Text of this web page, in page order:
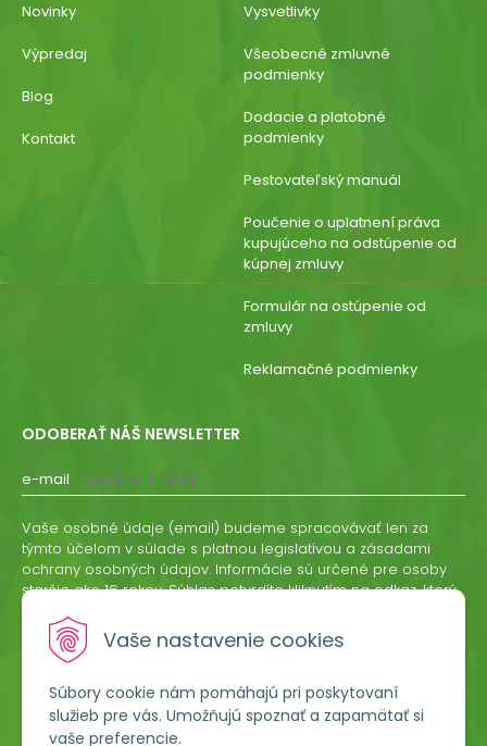
Vaše nastavenie cookies
Súbory cookie nám pomáhajú pri poskytovaní
služieb pre vás. Umožňujú spoznať a zapamätať si
vaše preferencie.
Novinky
Výpredaj
Blog
Kontakt
Vysvetlivky
Všeobecné zmluvné
podmienky
Dodacie a platobné
podmienky
Pestovateľský manuál
Poučenie o uplatnení práva
kupujúceho na odstúpenie od
kúpnej zmluvy
Formulár na ostúpenie od
zmluvy
Reklamačné podmienky
ODOBERAŤ NÁŠ NEWSLETTER
e-mail
ODOBERAŤ
Vaše osobné údaje (email) budeme spracovávať len za
týmto účelom v súlade s platnou legislatívou a zásadami
ochrany osobných údajov. Informácie sú určené pre osoby
staršie ako 16 rokov. Súhlas potvrdíte kliknutím na odkaz, ktorý
odvolať písomne, emailom alebo kliknutím na odkaz z
ktoréhokoľvek informačného emailu.